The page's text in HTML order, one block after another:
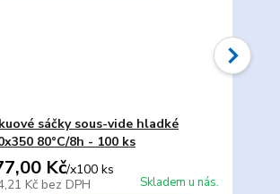
sáčky sous-vide hladké
80°C/8h - 100 ks
Kč/x100 ks
Kč bez DPH Skladem u nás.